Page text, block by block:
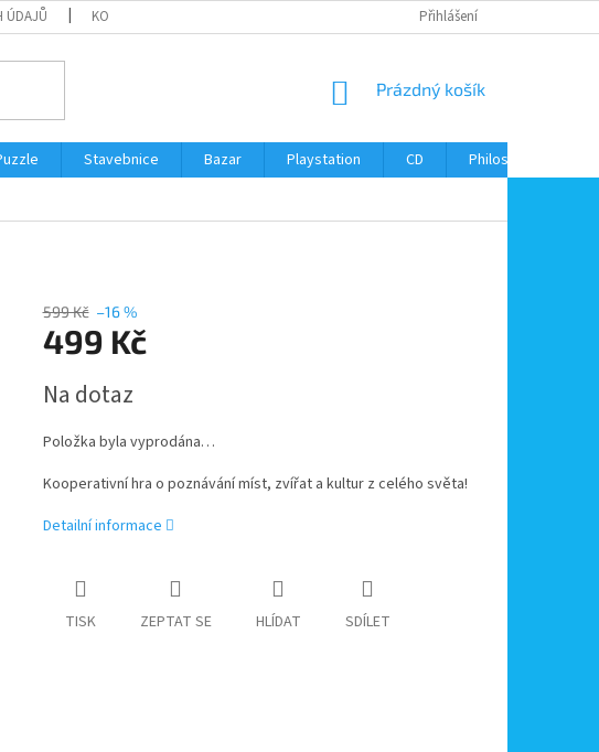
ÚDAJŮ KONTAKTY Přihlášení
NÁKUPNÍ
Prázdný košík
Stavebnice Bazar Playstation CD Philos
599 Kč –16 %
499 Kč
cena:
Na dotaz
Položka byla vyprodána…
Kooperativní hra o poznávání míst, zvířat a kultur z celého světa!
Detailní informace
TISK ZEPTAT SE HLÍDAT SDÍLET